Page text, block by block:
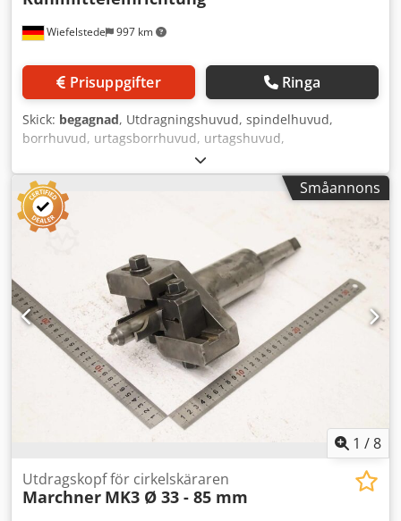
Wiefelstede 997 km
Prisuppgifter Ringa
Skick: begagnad, Utdragningshuvud, spindelhuvud,
borrhuvud, urtagsborrhuvud, urtagshuvud,
spindelborrhuvud, upprymmarhuvud, spindelverktyg,
skalborr, skärhuvud - Skalborr: Borrhuvud/skärhuvud med
kylmedelsanordning Dwsdok Hdtmepfx Acgoa -
Borrdiameter: 70 mm - Fäste: MK5 - Mått: 825/65/70 mm -
Vikt: 18 kg
Småannons
1 /8
Utdragskopf för cirkelskäraren
Marchner MK3 Ø 33 - 85 mm